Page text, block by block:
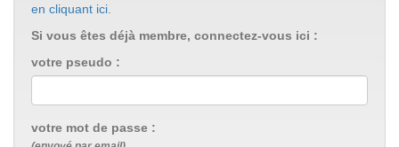
en cliquant ici.
Si vous êtes déjà membre, connectez-vous ici :
votre pseudo :
votre mot de passe :